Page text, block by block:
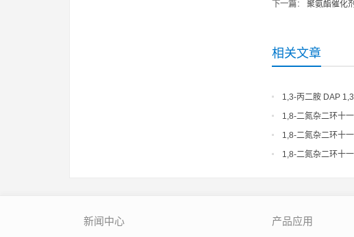
下一篇： 聚氨酯催化
相关文章
1,3-丙二胺 DAP
1,8-二氮杂二环十
1,8-二氮杂二环十
料
1,8-二氮杂二环十
新闻中心 产品应用